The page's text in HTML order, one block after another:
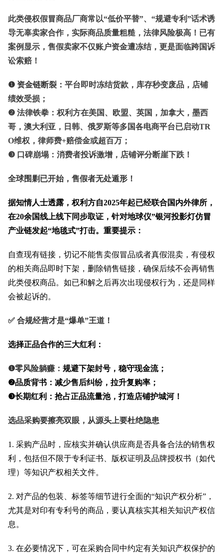
此类侵权假冒商品厂商常以“低价平替”、“规避专利”话术诱
导无辜卖家合作，实际商品质量粗糙，法律风险极高！已有
案例显示，售假卖家不仅账户资金遭冻结，更是面临跨国诉
讼索赔！
❶ 资金链断裂： 平台即时冻结货款，库存秒变废品，店铺
绩效受损；
❷ 法律铁拳：权利方在美国、欧盟、英国，加拿大，墨西
哥，澳大利亚，日韩、俄罗斯等多国各电商平台已启动TR
O维权，律师费+赔偿金或超百万；
❸ 口碑崩塌：消费者投诉激增，店铺评分断崖下跌！
全球围剿已开始，售假者无处遁形！
据知情人士透露，权利方自2025年起已经联合国内外律所，
在20余国线上线下同步取证，针对地球仪”银河投影灯仿冒
产业链发起“地毯式”打击。重要提示：
自查现有链接，切记不能售卖假冒品或者真假混卖，有侵权
的相关商品即时下架，删除销售链接，确保后续不会再销售
此类侵权商品。如已和解之后再次出现侵权行为，还是同样
会被起诉的。
✅ 合规经营才是“爆单”王道！
选择正品合作的三大红利：
❶零风险躺赚： 规避下架封号，稳守现金流；
❷品质背书：减少售后纠纷，拉升复购率；
❸长期红利：抢占正品流量池，打造店铺护城河！
选品采购要擦亮双眼，从源头上要杜绝隐患
1. 采购产品时，应核实并确认供应商是否具备合法的销售权
利，包括但不限于专利证书、版权证明及品牌授权书（如代
理）等知识产权相关文件。
2. 对产品的包装、标签等细节进行全面的“知识产权分析”，
尤其是对印有专利号的商品，要认真核实其相关知识产权信
息。
3. 在必要情况下，可在采购合同中约定有关知识产权保护的